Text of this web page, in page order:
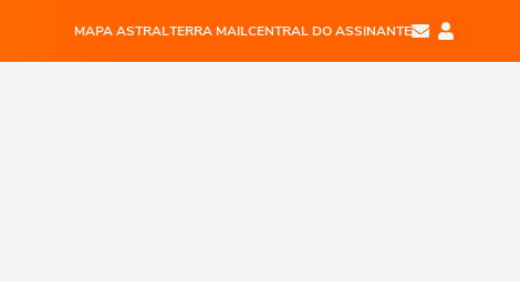
MAPA ASTRALTERRA MAILCENTRAL DO ASSINANTE